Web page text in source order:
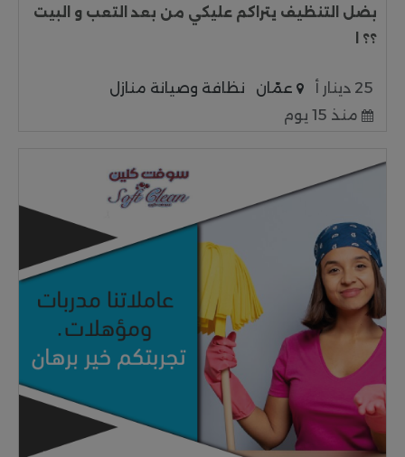
بضل التنظيف يتراكم عليكي من بعد التعب و البيت
؟؟ ا
25 دينار أ عمّان
نظافة وصيانة منازل
منذ 15 يوم